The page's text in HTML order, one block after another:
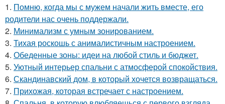
1. Помню, когда мы с мужем начали жить вместе, его
родители нас очень поддержали.
2. Минимализм с умным зонированием.
3. Тихая роскошь с анималистичным настроением.
4. Обеденные зоны: идеи на любой стиль и бюджет.
5. Уютный интерьер спальни с атмосферой спокойствия.
6. Скандинавский дом, в который хочется возвращаться.
7. Прихожая, которая встречает с настроением.